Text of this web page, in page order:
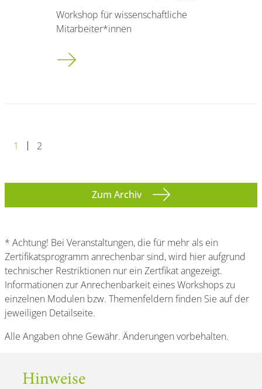
Workshop für wissenschaftliche
Mitarbeiter*innen
Projektmanagement in Hochschule und
1 2
Zum Archiv
* Achtung! Bei Veranstaltungen, die für mehr als ein
Zertifikatsprogramm anrechenbar sind, wird hier aufgrund
technischer Restriktionen nur ein Zertfikat angezeigt.
Informationen zur Anrechenbarkeit eines Workshops zu
einzelnen Modulen bzw. Themenfeldern finden Sie auf der
jeweiligen Detailseite.
Alle Angaben ohne Gewähr. Änderungen vorbehalten.
Hinweise